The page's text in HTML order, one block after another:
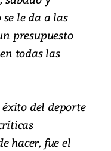
le da a las
presupuesto
todas las
éxito del deporte
hacer, fue el